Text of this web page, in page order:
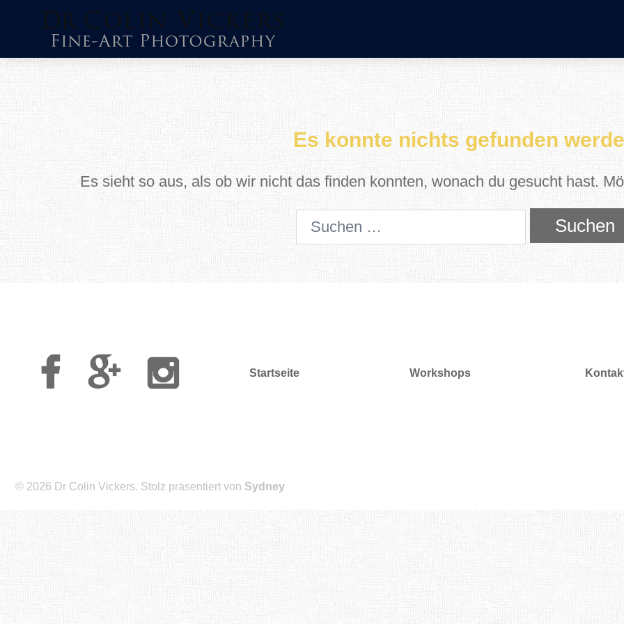
springen
Es konnte nichts gefunden
Es sieht so aus, als ob wir nicht das finden konnten, wonach du gesucht hast.
Suchen
nach:
Facebook
Google
Plus
Instagram
Startseite
Workshops
© 2026 Dr Colin Vickers. Stolz präsentiert von Sydney